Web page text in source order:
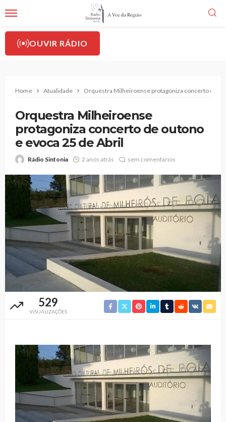
OUVIR RÁDIO
Home Atualidade Orquestra Milheiroense protagoniza concerto de
Orquestra Milheiroense
protagoniza concerto de outono
e evoca 25 de Abril
Rádio Sintonia 2 anos atrás sem comentários
529
VISUALIZAÇÕES